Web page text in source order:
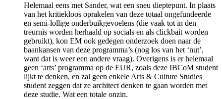
Helemaal eens met Sander, wat een sneu dieptepunt. In plaats
van het kritiekloos oprakelen van deze totaal ongefundeerde
en semi-lollige onderbuikgevoelens (die vaak tot in den
treurnis worden herhaald op socials en als clickbait worden
gebruikt), kon EM ook gedegen onderzoek doen naar de
baankansen van deze programma’s (nog los van het ‘nut’,
want dat is weer een andere vraag). Overigens is er helemaal
geen ‘arts’ programma op de EUR, zoals deze IBCoM student
lijkt te denken, en zal geen enkele Arts & Culture Studies
student zeggen dat ze architect denken te gaan worden met
deze studie. Wat een totale onzin.